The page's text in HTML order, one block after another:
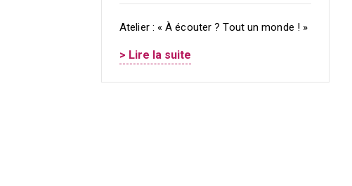
Atelier : « À écouter ? Tout un monde ! »
> Lire la suite